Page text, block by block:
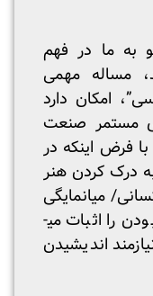
به ما در فهم
مساله مهمی
امکان دارد
مستمر صنعت
فرض اینکه در
به درک کردن هنر
میان­مایگی
هستیم، آثار هنری بی اهمیت بودن را اثبات می­
اندیشیدن